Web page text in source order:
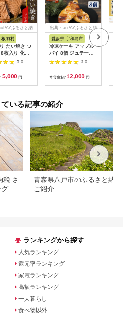
ふるさと納
根羽村
たい焼き つ
枚入り 化学
使用 大袋 羽
和菓子 訳あり
鯛焼き お祝
5000円
5.0
5,000 円
出典：auPAYふるさと納
愛媛県 宇和島市
冷凍ケーキ アップル
パイ 8個 ジュテーム
寿提夢 父の日 スイー
ツ お菓子 デザート お
やつ 美味しい 焼菓子
お菓子 おやつ 洋菓子
焼き菓子 アップル り
プレゼント ギフト お
祝い 記念日 誕生日 誕
島 J012-097006
5.0
寄付金額: 12,000 円
いる記事の紹介
税 さ
｜
青森県八戸市のふるさと納税
ご紹介
ランキングから探す
人気ランキング
還元率ランキング
家電ランキング
高額ランキング
一人暮らし
食べ物以外